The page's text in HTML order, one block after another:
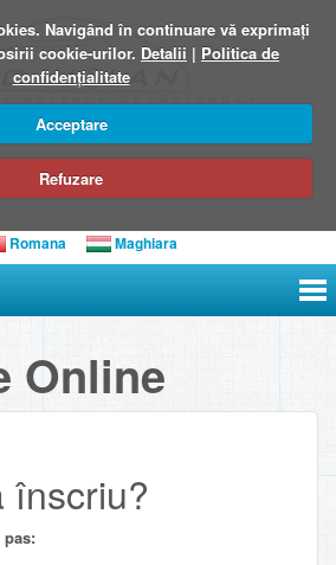
Navigând în continuare vă exprimați
cookie-urilor. Detalii | Politica de
confidențialitate
Acceptare
Refuzare
Romana Maghiara
Online
înscriu?
pas: